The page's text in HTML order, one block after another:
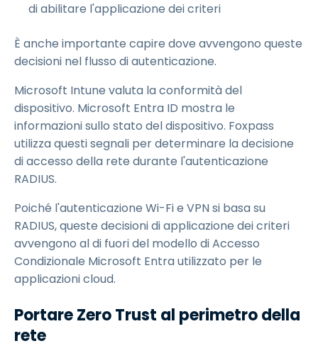
di abilitare l'applicazione dei criteri
È anche importante capire dove avvengono queste
decisioni nel flusso di autenticazione.
Microsoft Intune valuta la conformità del
dispositivo. Microsoft Entra ID mostra le
informazioni sullo stato del dispositivo. Foxpass
utilizza questi segnali per determinare la decisione
di accesso della rete durante l'autenticazione
RADIUS.
Poiché l'autenticazione Wi-Fi e VPN si basa su
RADIUS, queste decisioni di applicazione dei criteri
avvengono al di fuori del modello di Accesso
Condizionale Microsoft Entra utilizzato per le
applicazioni cloud.
Portare Zero Trust al perimetro della
rete